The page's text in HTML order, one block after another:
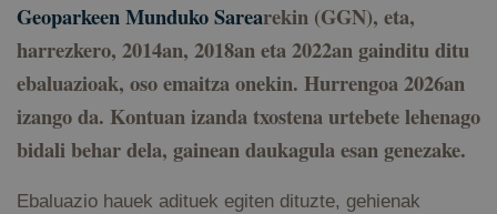
Geoparkeen Munduko Sarearekin (GGN), eta,
harrezkero, 2014an, 2018an eta 2022an gainditu ditu
ebaluazioak, oso emaitza onekin. Hurrengoa 2026an
izango da. Kontuan izanda txostena urtebete lehenago
bidali behar dela, gainean daukagula esan genezake.
Ebaluazio hauek adituek egiten dituzte, gehienak